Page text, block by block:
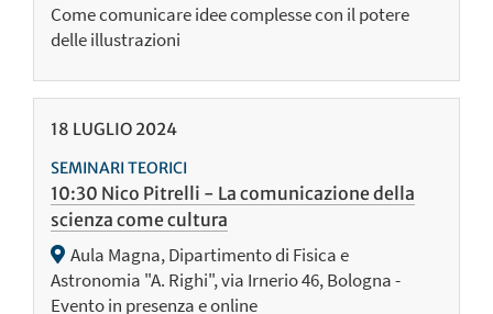
Come comunicare idee complesse con il potere
delle illustrazioni
18 LUGLIO 2024
SEMINARI TEORICI
10:30 Nico Pitrelli - La comunicazione della
scienza come cultura
Aula Magna, Dipartimento di Fisica e
Astronomia "A. Righi", via Irnerio 46, Bologna -
Evento in presenza e online